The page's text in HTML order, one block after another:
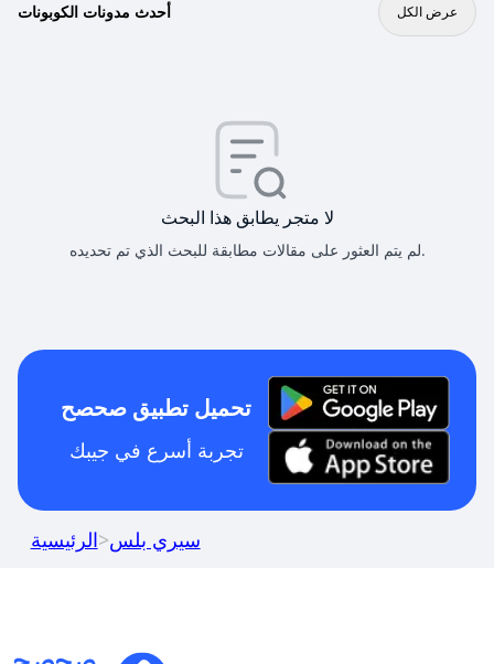
أحدث مدونات الكوبونات عرض الكل
لا متجر يطابق هذا البحث
لم يتم العثور على مقالات مطابقة للبحث الذي تم تحديده.
تحميل تطبيق صحصح
تجربة أسرع في جيبك
الرئيسية>سيري بلس